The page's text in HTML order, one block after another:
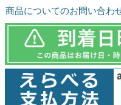
商品についてのお問い合わ